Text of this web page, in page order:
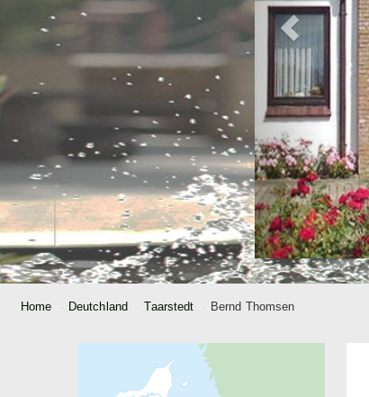
Home Deutchland Taarstedt Bernd Thomsen